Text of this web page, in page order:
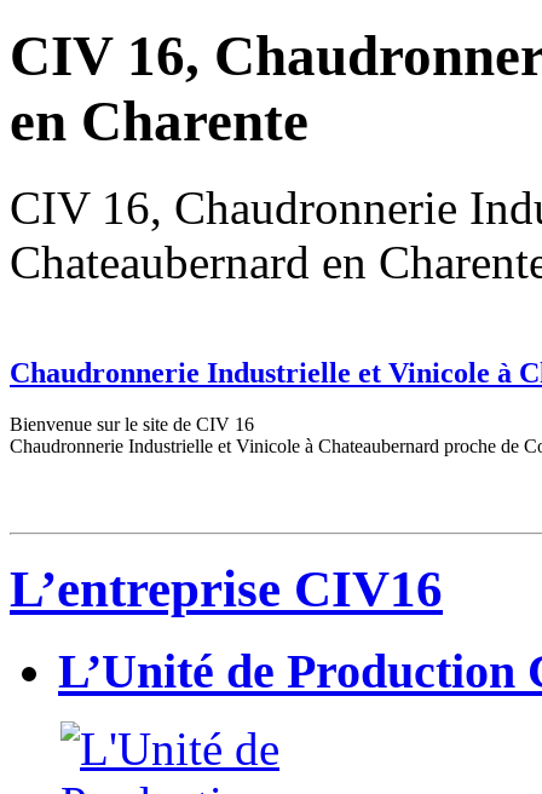
CIV 16,
en Charente
CIV 16, Chaudronnerie
Chateaubernard en
Chaudronnerie Industrielle et Vinicole à
Bienvenue sur le site de CIV 16
Chaudronnerie Industrielle et Vinicole à Chateaubernard proche de
L’entreprise CIV16
L’Unité de Production